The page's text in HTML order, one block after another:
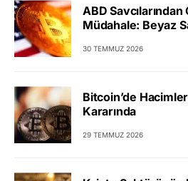
ABD
Müdahale: Beyaz
30 TEMMUZ 2026
Bitcoin’de
Kararında
29 TEMMUZ 2026